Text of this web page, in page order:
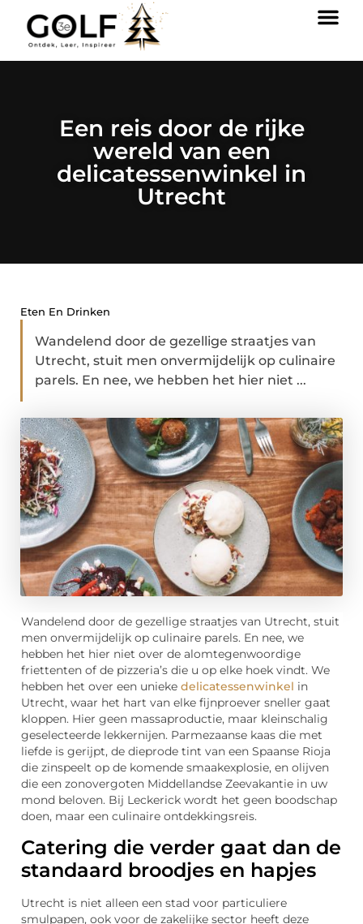
Een reis door de rijke
wereld van een
delicatessenwinkel in
Utrecht
Eten En Drinken
Wandelend door de gezellige straatjes van
Utrecht, stuit men onvermijdelijk op culinaire
parels. En nee, we hebben het hier niet ...
Wandelend door de gezellige straatjes van Utrecht, stuit
men onvermijdelijk op culinaire parels. En nee, we
hebben het hier niet over de alomtegenwoordige
friettenten of de pizzeria’s die u op elke hoek vindt. We
hebben het over een unieke delicatessenwinkel in
Utrecht, waar het hart van elke fijnproever sneller gaat
kloppen. Hier geen massaproductie, maar kleinschalig
geselecteerde lekkernijen. Parmezaanse kaas die met
liefde is gerijpt, de dieprode tint van een Spaanse Rioja
die zinspeelt op de komende smaakexplosie, en olijven
die een zonovergoten Middellandse Zeevakantie in uw
mond beloven. Bij Leckerick wordt het geen boodschap
doen, maar een culinaire ontdekkingsreis.
Catering die verder gaat dan de
standaard broodjes en hapjes
Utrecht is niet alleen een stad voor particuliere
smulpapen, ook voor de zakelijke sector heeft deze